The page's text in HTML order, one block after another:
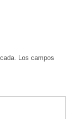
Los campos